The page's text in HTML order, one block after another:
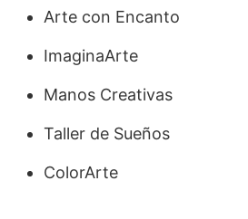
Arte con Encanto
ImaginaArte
Manos Creativas
Taller de Sueños
ColorArte